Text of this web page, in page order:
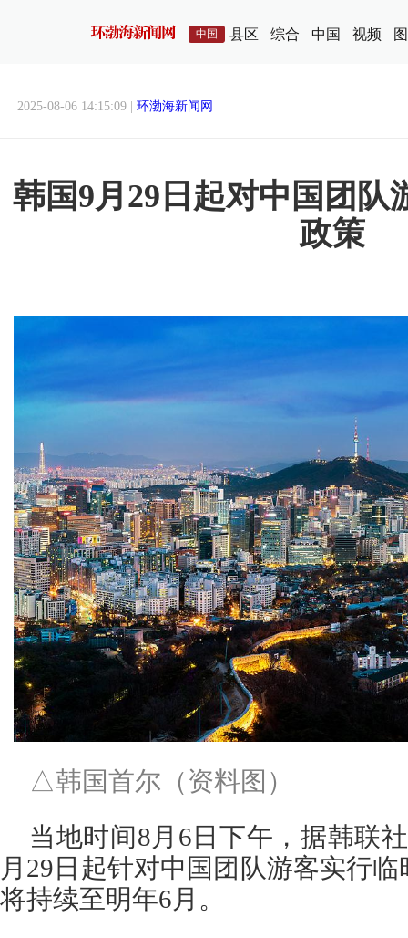
中国 县区 综合 中国 视频
2025-08-06 14:15:09 | 环渤海新闻网
韩国9月29日起对中国团队
政策
△韩国首尔（资料图）
当地时间8月6日下午，据韩联
月29日起针对中国团队游客实行
将持续至明年6月。